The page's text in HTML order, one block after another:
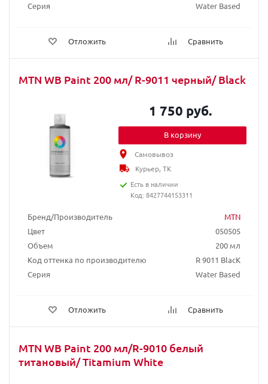
Серия
Water Based
Отложить Сравнить
MTN WB Paint 200 мл/ R-9011 черный/ Black
Бренд/Производитель
MTN
Цвет
050505
Объем
200 мл
Код оттенка по производителю
R 9011 BlacK
Серия
Water Based
Отложить Сравнить
1 750 руб.
В корзину
Самовывоз
Курьер, ТК
Есть в наличии
Код: 8427744153311
MTN WB Paint 200 мл/R-9010 белый
титановый/ Titamium White